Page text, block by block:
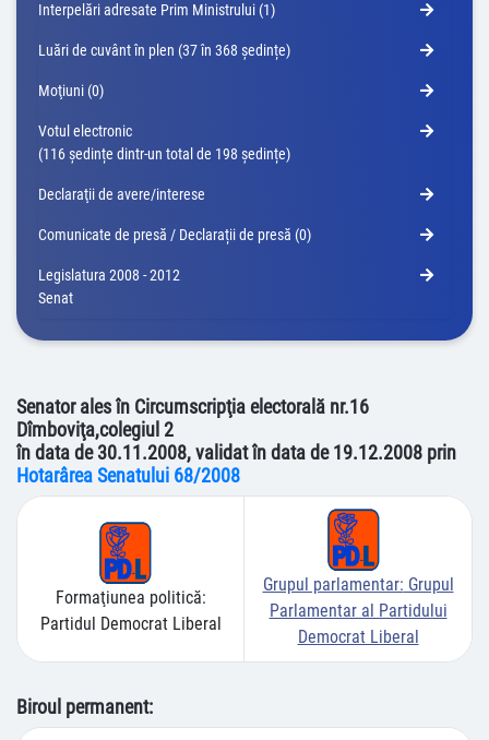
Interpelări adresate Prim Ministrului (1)
Luări de cuvânt în plen (37 în 368 ședințe)
Moţiuni (0)
Votul electronic
(116 ședințe dintr-un total de 198 ședințe)
Declaraţii de avere/interese
Comunicate de presă / Declarații de presă (0)
Legislatura 2008 - 2012
Senat
Senator ales în Circumscripţia electorală nr.16
Dîmboviţa,colegiul 2
în data de 30.11.2008, validat în data de 19.12.2008 prin
Hotarârea Senatului 68/2008
Formaţiunea politică:
Partidul Democrat Liberal
Grupul parlamentar: Grupul
Parlamentar al Partidului
Democrat Liberal
Biroul permanent: